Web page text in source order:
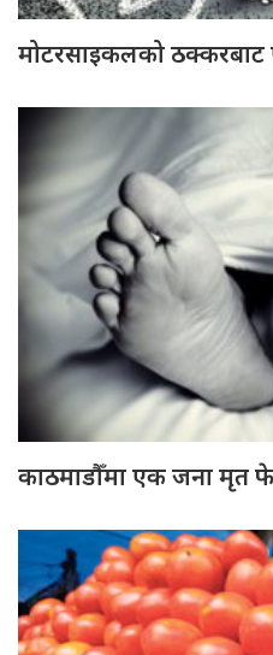
मोटरसाइकलको
काठमाडौँमा एक जना मृत